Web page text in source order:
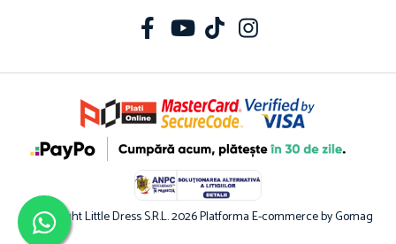
©Copyright Little Dress S.R.L. 2026Platforma E-commerce by Gomag